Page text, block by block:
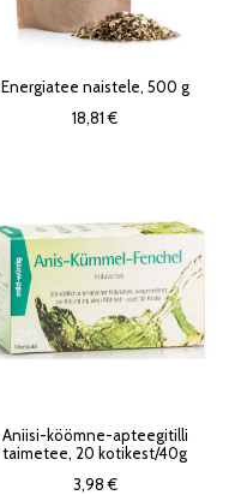
Energiatee naistele, 500 g
18,81 €
Aniisi-köömne-apteegitilli
taimetee, 20 kotikest/40g
3,98 €